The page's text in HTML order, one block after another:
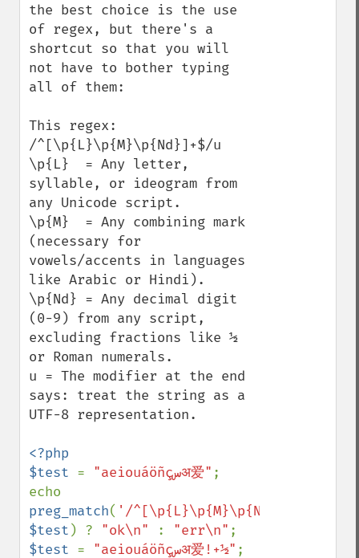
the best choice is the use
of regex, but there's a
shortcut so that you will
not have to bother typing
all of them:
This regex:
/^[\p{L}\p{M}\p{Nd}]+$/u
\p{L}  = Any letter,
syllable, or ideogram from
any Unicode script.
\p{M}  = Any combining mark
(necessary for
vowels/accents in languages
like Arabic or Hindi).
\p{Nd} = Any decimal digit
(0-9) from any script,
excluding fractions like ½
or Roman numerals.
u = The modifier at the end
says: treat the string as a
UTF-8 representation.
<?php
$test = "aeiouáöñçسअ爱" ;
preg_match( '/^[\p{L}\p{M}\p{Nd}]+$/u'
$test ) ? "ok\n" : "err\n"
$test = "aeiouáöñçسअ爱!+½" ;